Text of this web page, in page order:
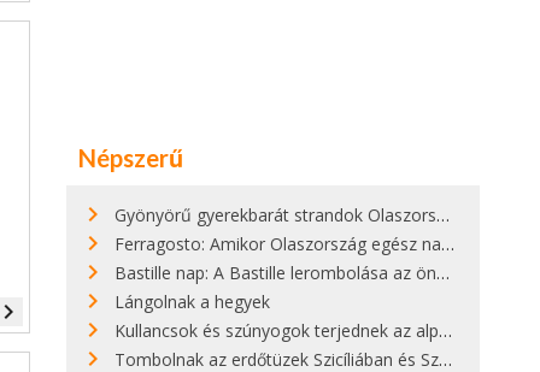
navigate_next
Népszerű
Gyönyörű gyerekbarát strandok Olaszországban - megmutatjuk a 15 legjobbat
Ferragosto: Amikor Olaszország egész nap nyaral
Bastille nap: A Bastille lerombolása az önkényuralom végét jelentette
Lángolnak a hegyek
Kullancsok és szúnyogok terjednek az alpesi legelőkön
Tombolnak az erdőtüzek Szicíliában és Szardínián